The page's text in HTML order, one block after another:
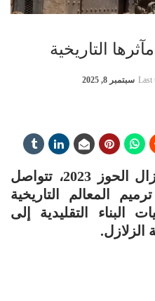
التاريخية
Last سبتمبر 8, 2025
في إطار جهود ما بعد زلزال الحوز 2023، تتواصل
المعالم التاريخية
البناء التقليدية إلى
الزلازل.